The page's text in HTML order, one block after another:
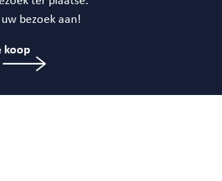
bezoek aan!
koop